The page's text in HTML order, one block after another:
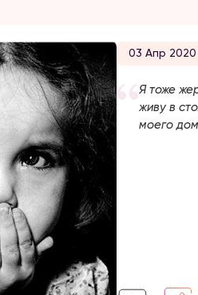
03 Апр 2020
Я тоже
живу в
моего